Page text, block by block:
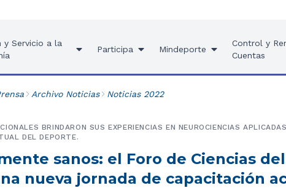
y Servicio a la
Participa Mindeporte
Control y
Cuentas
Archivo Noticias Noticias 2022
sanos: el Foro de Ciencias
nueva jornada de capacitación
BRINDARON SUS EXPERIENCIAS EN NEUROCIENCIAS
DEL DEPORTE.